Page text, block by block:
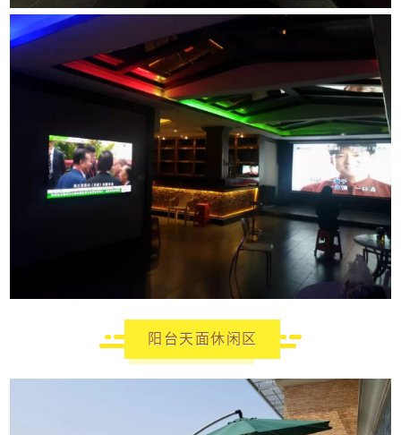
阳台天面休闲区